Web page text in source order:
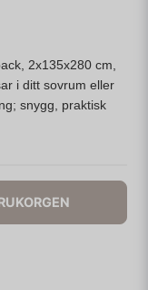
2x135x280 cm,
i ditt sovrum eller
snygg, praktisk